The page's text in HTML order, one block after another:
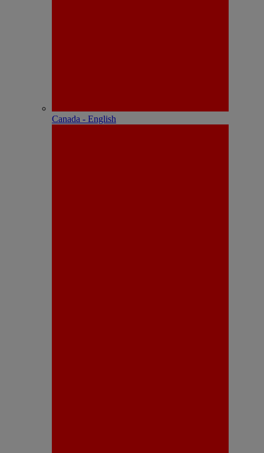
Canada - English